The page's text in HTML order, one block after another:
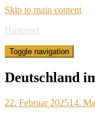
Skip to main content
Hinternet
Toggle navigation
Deutschland
22. Februar 202514.